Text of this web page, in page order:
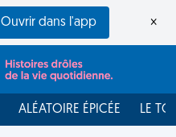
Ouvrir dans l'app ×
ALÉATOIRE ÉPICÉE LE